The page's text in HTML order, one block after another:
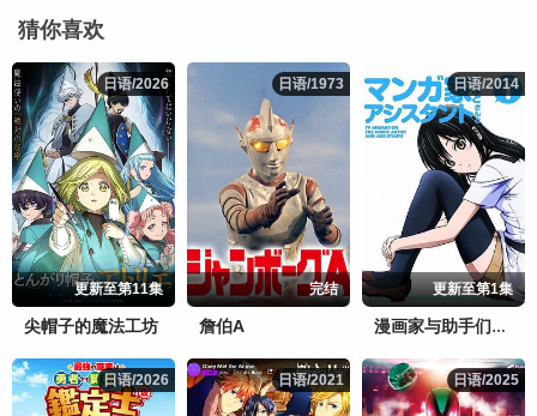
猜你喜欢
日语/2026
日语/2026
更新至第11集
尖帽子的魔法工坊
日语/1973
日语/1973
完结
詹伯A
日语/2014
日语/2014
更新至第1集
漫画家与助手们OVA1
日语/2026
日语/2026 日语/2021
日语/2021 日语/2025
日语/2025